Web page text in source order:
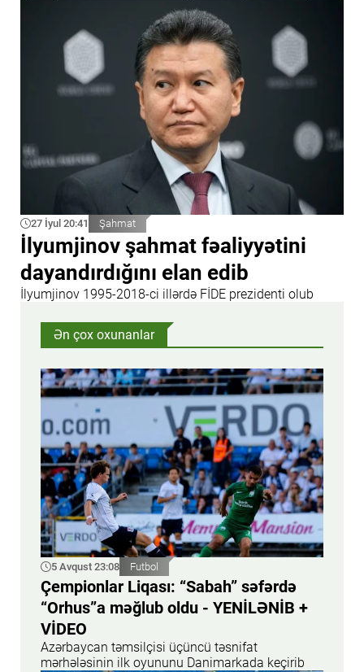
27 İyul 20:41 Şahmat
İlyumjinov şahmat fəaliyyətini
dayandırdığını elan edib
İlyumjinov 1995-2018-ci illərdə FİDE prezidenti olub
Ən çox oxunanlar
5 Avqust 23:08 Futbol
Çempionlar Liqası: “Sabah” səfərdə
“Orhus”a məğlub oldu - YENİLƏNİB +
VİDEO
Azərbaycan təmsilçisi üçüncü təsnifat
mərhələsinin ilk oyununu Danimarkada keçirib